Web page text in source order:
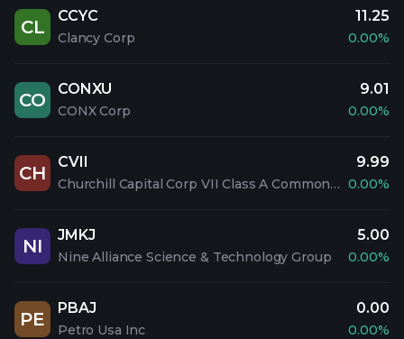
CL
CCYC
Clancy Corp
11.25
0.00%
CO
CONXU
CONX Corp
9.01
0.00%
CH
CVII
Churchill Capital Corp VII Class A Common Stock
9.99
0.00%
NI
JMKJ
Nine Alliance Science & Technology Group
5.00
0.00%
PE
PBAJ
Petro Usa Inc
0.00
0.00%